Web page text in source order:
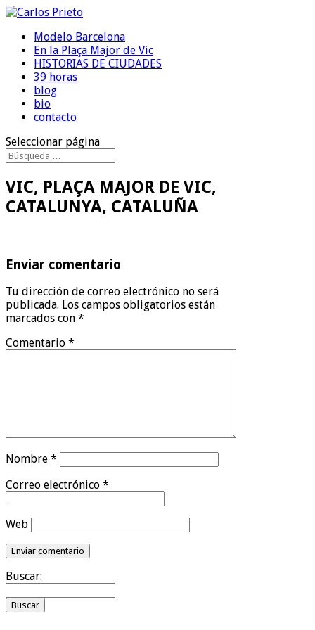
Modelo Barcelona
En la Plaça Major de Vic
HISTORIAS DE CIUDADES
39 horas
blog
bio
contacto
Seleccionar página
VIC, PLAÇA MAJOR DE VIC,
CATALUNYA, CATALUÑA
Enviar comentario
Tu dirección de correo electrónico no será
publicada. Los campos obligatorios están
marcados con *
Comentario *
Nombre *
Correo electrónico *
Web
Buscar: